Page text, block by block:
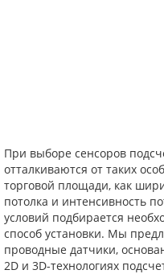
При выборе сенсоров
отталкиваются от таких
торговой площади, как
потолка и интенсивность
условий подбирается
способ установки. Мы
проводные датчики,
2D и 3D-технологиях